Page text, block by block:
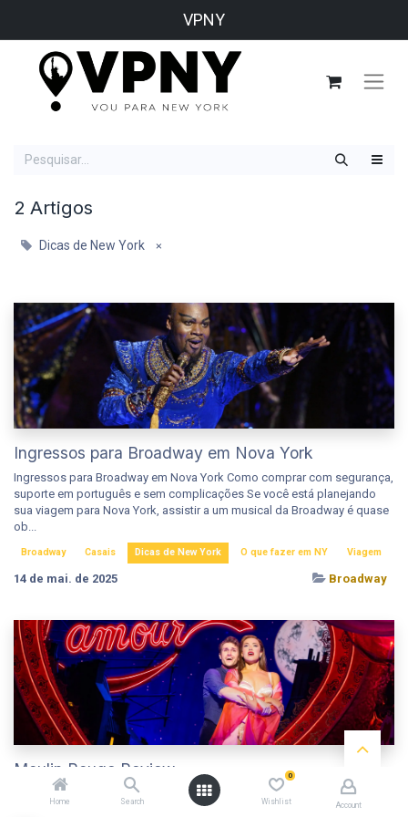
Home Search
0
Wishlist Account
VPNY
2 Artigos
Dicas de New York ×
Ingressos para Broadway em Nova York
Ingressos para Broadway em Nova York Como comprar com segurança,
suporte em português e sem complicações Se você está planejando
sua viagem para Nova York, assistir a um musical da Broadway é quase
ob...
Broadway Casais Dicas de New York O que fazer em NY Viagem
14 de mai. de 2025 Broadway
Moulin Rouge Review
Moulin Rouge Review O que achamos de um dos mais famosos
espetáculos da Broadway " Espetacular, Espetacular! " – essa frase